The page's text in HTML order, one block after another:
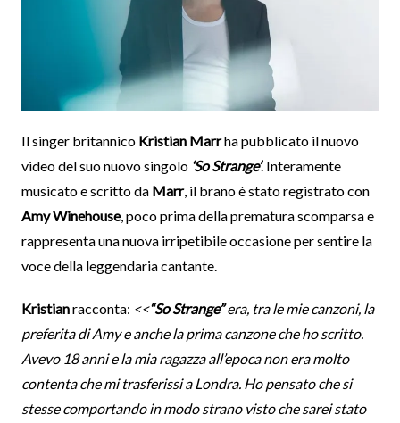
Il singer britannico Kristian Marrha pubblicato il nuovo
video del suo nuovo singolo‘So Strange’. Interamente
musicato e scritto da Marr, il brano è stato registrato con
Amy Winehouse, poco prima della prematura scomparsa e
rappresenta una nuova irripetibile occasione per sentire la
voce della leggendaria cantante.
Kristianracconta: <<“So Strange”era, tra le mie canzoni, la
preferita di Amy e anche la prima canzone che ho scritto.
Avevo 18 anni e la mia ragazza all’epoca non era molto
contenta che mi trasferissi a Londra. Ho pensato che si
stesse comportando in modo strano visto che sarei stato